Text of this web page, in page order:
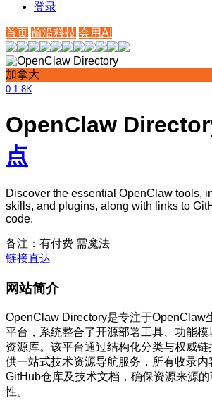
登录
首页 前沿科技 会用AI
加拿大
0 1.8K
OpenClaw
点
Discover the essential OpenClaw tools,
skills, and plugins, along with links to
code.
备注：有付费 需魔法
链接直达
网站简介
OpenClaw Directory是专注于OpenClaw
平台，系统整合了开源部署工具、功能
资源库。该平台通过结构化分类与权威
供一站式技术资源导航服务，所有收录内
GitHub仓库及技术文档，确保资源来源
性。